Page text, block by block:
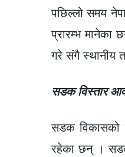
पछिल्लो समय
प्रारम्भ मानेका
गरे संगै स्थानीय
सडक विस्तार
सडक विकासको
रहेका छन् । सडक